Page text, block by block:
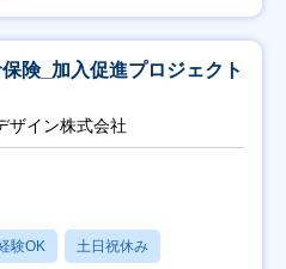
険_加入促進プロジェクト
ザイン株式会社
験OK 土日祝休み